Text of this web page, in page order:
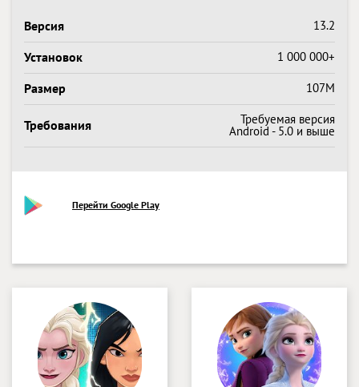
Версия 13.2
Установок 1 000 000+
Размер 107M
Требования Требуемая версия
Android - 5.0 и выше
Перейти Google Play